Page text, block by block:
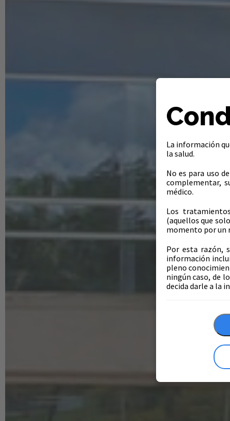
La información
la salud.
No es para uso
complementar,
médico.
Los
(aquellos que
momento por un
Por esta razón,
información
pleno
ningún caso, de
decida darle a la